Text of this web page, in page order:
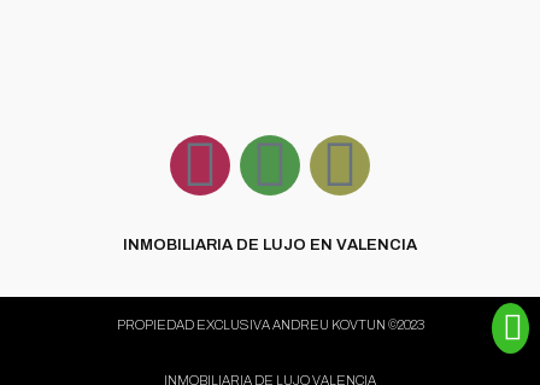
INMOBILIARIA DE LUJO EN VALENCIA
PROPIEDAD EXCLUSIVA ANDREU KOVTUN ©2023
INMOBILIARIA DE LUJO VALENCIA